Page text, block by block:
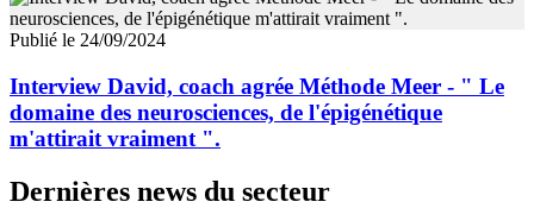
Publié le 24/09/2024
Interview David, coach agrée Méthode Meer - " Le
domaine des neurosciences, de l'épigénétique
m'attirait vraiment ".
Dernières news du secteur